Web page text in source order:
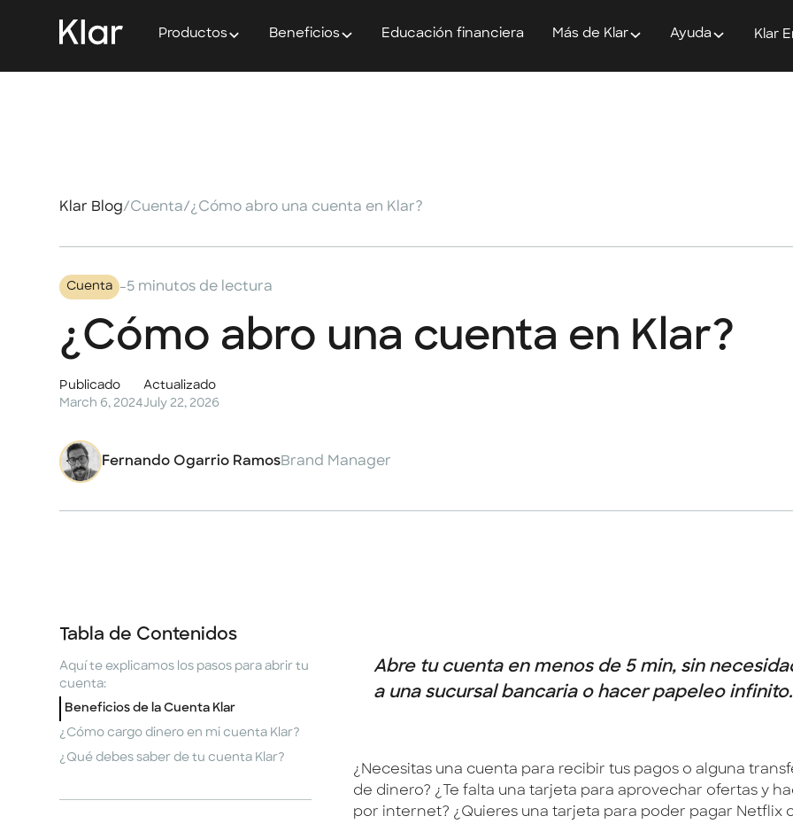
Productos Beneficios Educación financiera Más de Klar Ayuda Klar
Klar Blog/Cuenta/¿Cómo abro una cuenta en Klar?
Cuenta -5 minutos de lectura
¿Cómo abro una cuenta en Klar?
Publicado
March 6, 2024
Actualizado
July 22, 2026
Fernando Ogarrio RamosBrand Manager
Tabla de Contenidos
Aquí te explicamos los pasos para abrir tu
cuenta:
Beneficios de la Cuenta Klar
¿Cómo cargo dinero en mi cuenta Klar?
¿Qué debes saber de tu cuenta Klar?
Abre tu cuenta en menos de 5 min, sin
a una sucursal bancaria o hacer papeleo infinito.
¿Necesitas una cuenta para recibir tus pagos o alguna
de dinero? ¿Te falta una tarjeta para aprovechar ofertas y
por internet? ¿Quieres una tarjeta para poder pagar Netflix